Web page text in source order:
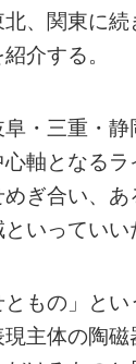
、関東に
介する。
・三重・
軸となる
ぎ合い、
いっていい
もの」と
主体の陶